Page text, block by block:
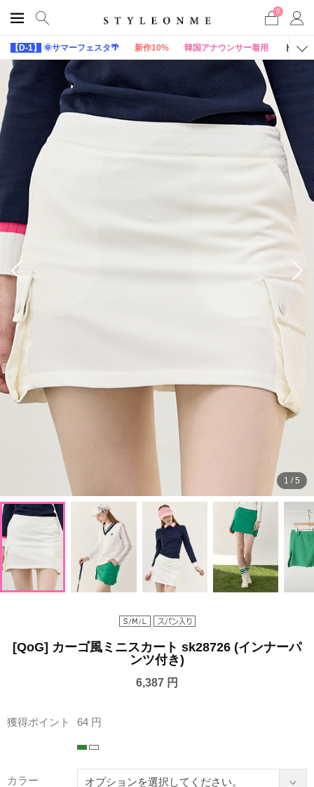
0
【D-1】 🌞サマーフェスタ🌴 新作10% 韓国アナウンサー着用 トップ
1 /5
[QoG] カーゴ風ミニスカート sk28726 (インナーパ
ンツ付き)
6,387 円
獲得ポイント 64 円
カラー